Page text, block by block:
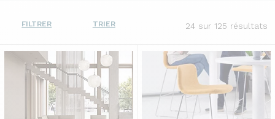
FILTRER TRIER 24 sur 125 résultats